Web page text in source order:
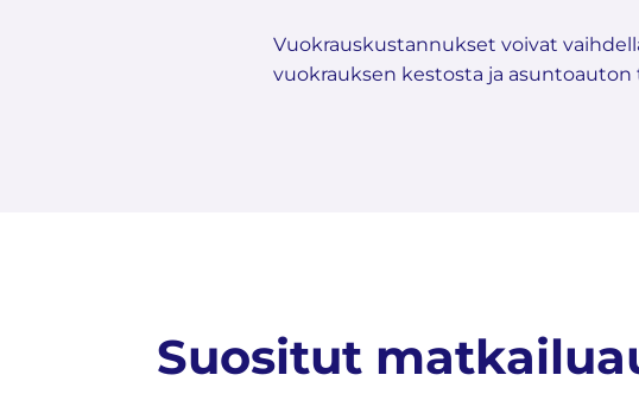
Vuokrauskustannukset voivat
vuokrauksen kestosta ja asuntoauton
Suositut